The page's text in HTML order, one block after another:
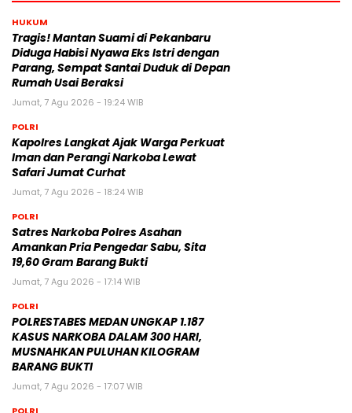
HUKUM
Tragis! Mantan Suami di Pekanbaru
Diduga Habisi Nyawa Eks Istri dengan
Parang, Sempat Santai Duduk di Depan
Rumah Usai Beraksi
Jumat, 7 Agu 2026 - 19:24 WIB
POLRI
Kapolres Langkat Ajak Warga Perkuat
Iman dan Perangi Narkoba Lewat
Safari Jumat Curhat
Jumat, 7 Agu 2026 - 18:24 WIB
POLRI
Satres Narkoba Polres Asahan
Amankan Pria Pengedar Sabu, Sita
19,60 Gram Barang Bukti
Jumat, 7 Agu 2026 - 17:14 WIB
POLRI
POLRESTABES MEDAN UNGKAP 1.187
KASUS NARKOBA DALAM 300 HARI,
MUSNAHKAN PULUHAN KILOGRAM
BARANG BUKTI
Jumat, 7 Agu 2026 - 17:07 WIB